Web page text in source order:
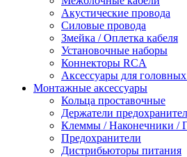
Акустические провода
Силовые провода
Змейка / Оплетка кабеля
Установочные наборы
Коннекторы RCA
Аксессуары для головных
Монтажные аксессуары
Кольца проставочные
Держатели
Клеммы / Наконечники /
Предохранители
Дистрибьюторы питания